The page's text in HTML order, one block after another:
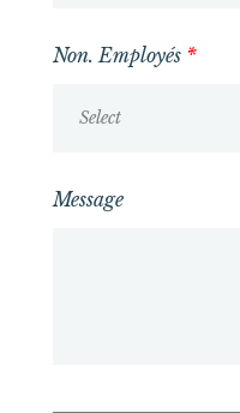
Non. Employés *
Select
Message